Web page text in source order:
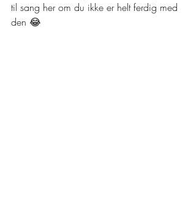
til sang her om du ikke er helt ferdig med
den 😂